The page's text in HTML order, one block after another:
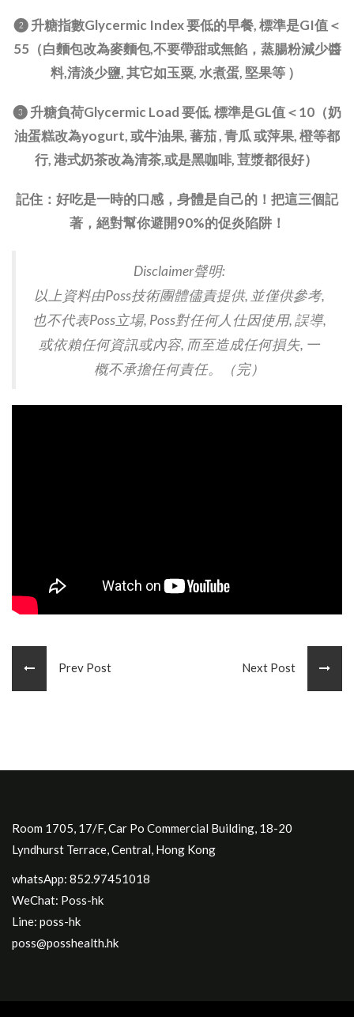
❷ 升糖指數Glycermic Index 要低的早餐, 標準是GI值＜
55（白麵包改為麥麵包,不要帶甜或無餡，蒸腸粉減少醬
料,清淡少鹽, 其它如玉粟, 水煮蛋, 堅果等 ）
❸ 升糖負荷Glycermic Load 要低, 標準是GL值＜10（奶
油蛋糕改為yogurt, 或牛油果, 蕃茄 , 青瓜 或萍果, 橙等都
行, 港式奶茶改為清茶,或是黑咖啡, 荳漿都很好）
記住：好吃是一時的口感，身體是自己的！把這三個記
著，絕對幫你避開90%的促炎陷阱！
Disclaimer聲明:
以上資料由Poss技術團體儘責提供, 並僅供參考,
也不代表Poss立場, Poss對任何人仕因使用, 誤導,
或依賴任何資訊或內容, 而至造成任何損失, 一
概不承擔任何責任。（完）
Prev Post Next Post
Room 1705, 17/F, Car Po Commercial Building, 18-20
Lyndhurst Terrace, Central, Hong Kong
whatsApp: 852.97451018
WeChat: Poss-hk
Line: poss-hk
poss@posshealth.hk